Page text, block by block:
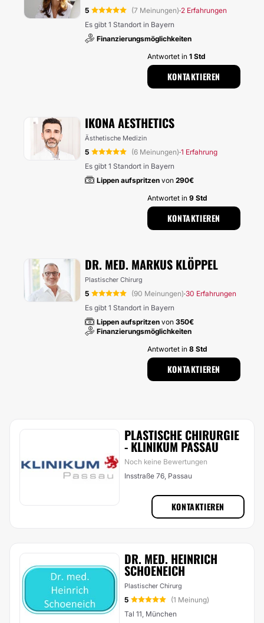
5 (7 Meinungen)·2 Erfahrungen
Es gibt 1 Standort in Bayern
Finanzierungsmöglichkeiten
Antwortet in 1 Std
KONTAKTIEREN
IKONA AESTHETICS
Ästhetische Medizin
5 (6 Meinungen)·1 Erfahrung
Es gibt 1 Standort in Bayern
Lippen aufspritzen von 290€
Antwortet in 9 Std
KONTAKTIEREN
DR. MED. MARKUS KLÖPPEL
Plastischer Chirurg
5 (90 Meinungen)·30 Erfahrungen
Es gibt 1 Standort in Bayern
Lippen aufspritzen von 350€
Finanzierungsmöglichkeiten
Antwortet in 8 Std
KONTAKTIEREN
PLASTISCHE CHIRURGIE
- KLINIKUM PASSAU
Noch keine Bewertungen
Insstraße 76, Passau
KONTAKTIEREN
DR. MED. HEINRICH
SCHOENEICH
Plastischer Chirurg
5
(1 Meinung)
Tal 11, München